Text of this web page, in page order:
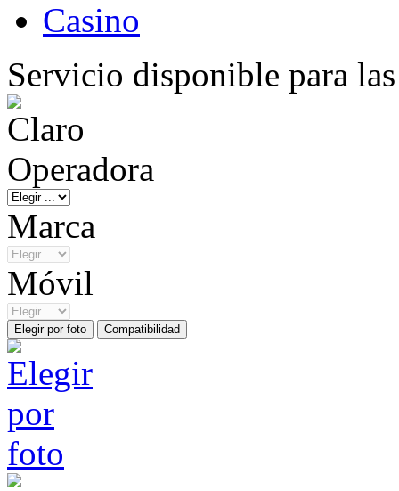
Casino
Servicio disponible para
Operadora
Marca
Móvil